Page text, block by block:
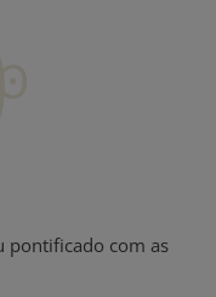
pontificado com as